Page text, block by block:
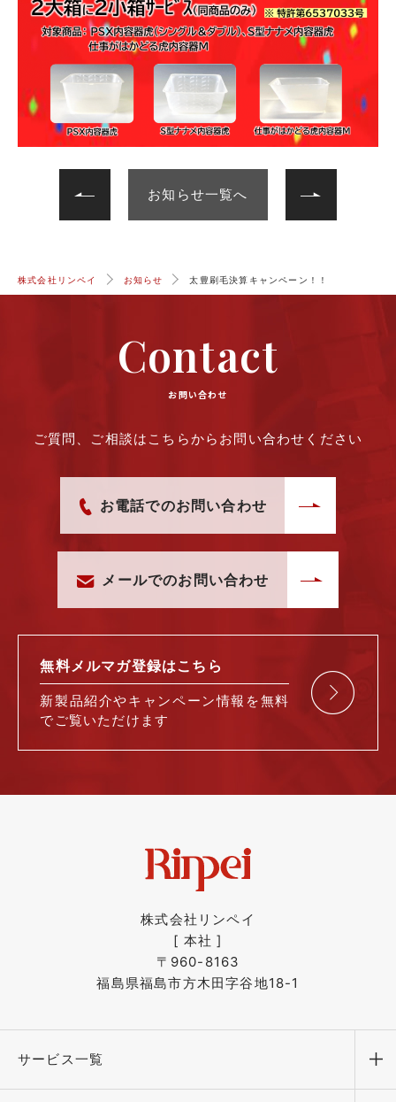
お知らせ一覧へ
株式会社リンペイ お知らせ 太豊刷毛決算キャンペーン！！
Contact
お問い合わせ
ご質問、ご相談はこちらからお問い合わせください
お電話でのお問い合わせ
メールでのお問い合わせ
無料メルマガ登録はこちら
新製品紹介やキャンペーン情報を無料
で ご覧いただけます
株式会社リンペイ
[ 本社 ]
〒960-8163
福島県福島市方木田字谷地18-1
サービス一覧 メ